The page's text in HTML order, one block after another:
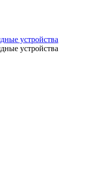
устройства
устройства